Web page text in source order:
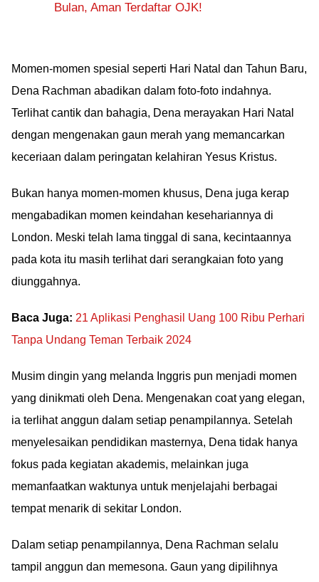
Bulan, Aman Terdaftar OJK!
Momen-momen spesial seperti Hari Natal dan Tahun Baru,
Dena Rachman abadikan dalam foto-foto indahnya.
Terlihat cantik dan bahagia, Dena merayakan Hari Natal
dengan mengenakan gaun merah yang memancarkan
keceriaan dalam peringatan kelahiran Yesus Kristus.
Bukan hanya momen-momen khusus, Dena juga kerap
mengabadikan momen keindahan kesehariannya di
London. Meski telah lama tinggal di sana, kecintaannya
pada kota itu masih terlihat dari serangkaian foto yang
diunggahnya.
Baca Juga: 21 Aplikasi Penghasil Uang 100 Ribu Perhari
Tanpa Undang Teman Terbaik 2024
Musim dingin yang melanda Inggris pun menjadi momen
yang dinikmati oleh Dena. Mengenakan coat yang elegan,
ia terlihat anggun dalam setiap penampilannya. Setelah
menyelesaikan pendidikan masternya, Dena tidak hanya
fokus pada kegiatan akademis, melainkan juga
memanfaatkan waktunya untuk menjelajahi berbagai
tempat menarik di sekitar London.
Dalam setiap penampilannya, Dena Rachman selalu
tampil anggun dan memesona. Gaun yang dipilihnya